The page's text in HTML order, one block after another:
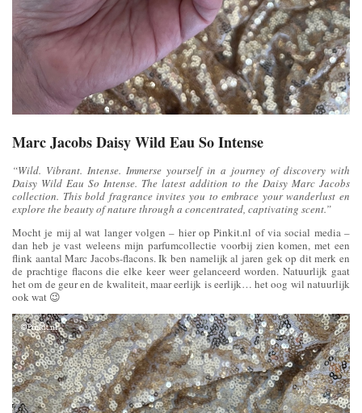
Marc Jacobs Daisy Wild Eau So Intense
“Wild. Vibrant. Intense. Immerse yourself in a journey of discovery with
Daisy Wild Eau So Intense. The latest addition to the Daisy Marc Jacobs
collection. This bold fragrance invites you to embrace your wanderlust en
explore the beauty of nature through a concentrated, captivating scent.”
Mocht je mij al wat langer volgen – hier op Pinkit.nl of via social media –
dan heb je vast weleens mijn parfumcollectie voorbij zien komen, met een
flink aantal Marc Jacobs-flacons. Ik ben namelijk al jaren gek op dit merk en
de prachtige flacons die elke keer weer gelanceerd worden. Natuurlijk gaat
het om de geur en de kwaliteit, maar eerlijk is eerlijk… het oog wil natuurlijk
ook wat 😉